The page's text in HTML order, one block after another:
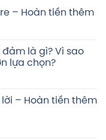
– Hoàn tiền thêm
là gì? Vì sao
lựa chọn?
– Hoàn tiền thêm